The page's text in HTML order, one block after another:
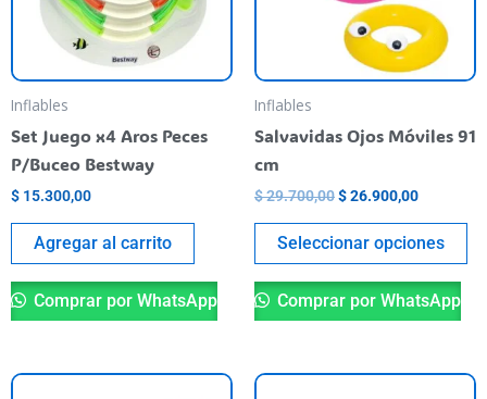
Inflables
Set Juego x4 Aros Peces
P/Buceo Bestway
$ 15.300,00
Agregar al carrito
Comprar por WhatsApp
Inflables
Salvavidas Ojos Móviles 91
cm
$29.700,00$26.900,00
Seleccionar opciones
Comprar por WhatsApp